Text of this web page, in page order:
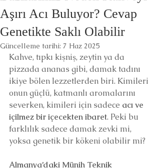
Aşırı Acı Buluyor? Cevap
Genetikte Saklı Olabilir
Güncelleme tarihi: 7 Haz 2025
Kahve, tıpkı kişniş, zeytin ya da
pizzada ananas gibi, damak tadını
ikiye bölen lezzetlerden biri. Kimileri
onun güçlü, katmanlı aromalarını
severken, kimileri için sadece acı ve
içilmez bir içecekten ibaret. Peki bu
farklılık sadece damak zevki mi,
yoksa genetik bir kökeni olabilir mi?
Almanya’daki Münih Teknik